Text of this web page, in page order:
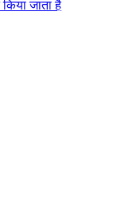
जाता है